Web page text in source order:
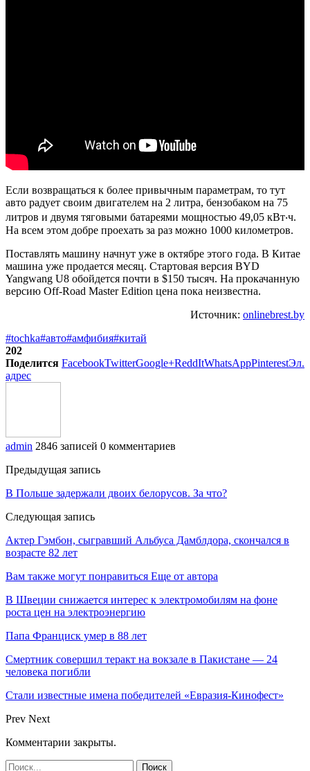
Если возвращаться к более привычным параметрам, то тут
авто радует своим двигателем на 2 литра, бензобаком на 75
литров и двумя тяговыми батареями мощностью 49,05 кВт‧ч.
На всем этом добре проехать за раз можно 1000 километров.
Поставлять машину начнут уже в октябре этого года. В Китае
машина уже продается месяц. Стартовая версия BYD
Yangwang U8 обойдется почти в $150 тысяч. На прокачанную
версию Off-Road Master Edition цена пока неизвестна.
Источник: onlinebrest.by
#tochka#авто#амфибия#китай
202
Поделится FacebookTwitterGoogle+ReddItWhatsAppPinterestЭл.
адрес
admin 2846 записей 0 комментариев
Предыдущая запись
В Польше задержали двоих белорусов. За что?
Следующая запись
Актер Гэмбон, сыгравший Альбуса Дамблдора, скончался в
возрасте 82 лет
Вам также могут понравиться Еще от автора
В Швеции снижается интерес к электромобилям на фоне
роста цен на электроэнергию
Папа Франциск умер в 88 лет
Смертник совершил теракт на вокзале в Пакистане — 24
человека погибли
Стали известные имена победителей «Евразия-Кинофест»
Prev Next
Комментарии закрыты.